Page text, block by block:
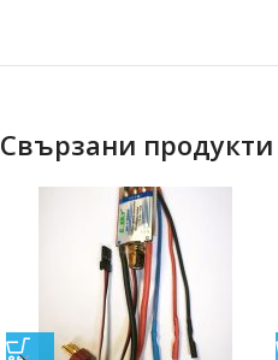
Свързани продукти